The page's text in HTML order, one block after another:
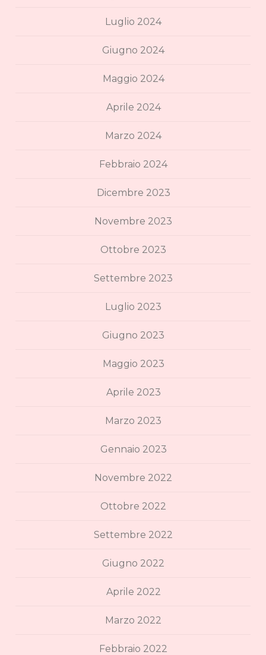
Luglio 2024
Giugno 2024
Maggio 2024
Aprile 2024
Marzo 2024
Febbraio 2024
Dicembre 2023
Novembre 2023
Ottobre 2023
Settembre 2023
Luglio 2023
Giugno 2023
Maggio 2023
Aprile 2023
Marzo 2023
Gennaio 2023
Novembre 2022
Ottobre 2022
Settembre 2022
Giugno 2022
Aprile 2022
Marzo 2022
Febbraio 2022